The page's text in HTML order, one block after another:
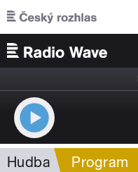
Přejít k hlavnímu obsahu
Hudba Program